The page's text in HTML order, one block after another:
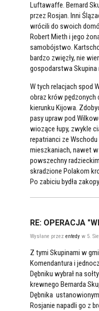
Luftawaffe. Bernard
przez Rosjan. Inni
wrócili do swoich
Robert Mieth i jego
samobójstwo.
bardzo zwięzły, nie
gospodarstwa Skupina
W tych relacjach spod
obraz krów pędzonych
kierunku Kijowa.
pasy upraw pod
wiozące łupy, zwykle
repatrianci ze
mieszkaniach, nawet
powszechny
skradzione Polakom
Po zabiciu bydła
RE: OPERACJA
Wysłane przez entedy w 5.
Z tymi Skupinami w
Komendantura i
Dębniku wybrał na
krewnego Bernarda
Dębnika
Rosjanie napadli go z